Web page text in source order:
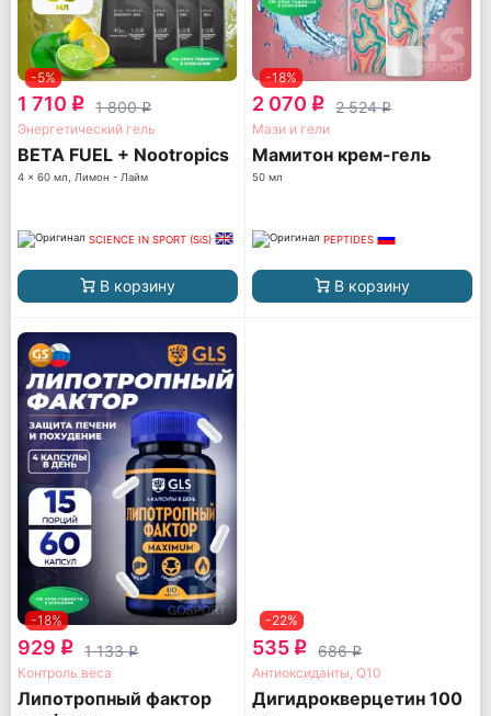
-5%
1 710 q 1 800q
Энергетический гель
BETA FUEL + Nootropics
4 x 60 мл, Лимон - Лайм
SCIENCE IN SPORT (SiS)
В корзину
-18%
2 070 q 2 524q
Мази и гели
Мамитон крем-гель
50 мл
PEPTIDES
В корзину
-18%
929 q 1 133q
Контроль веса
Липотропный фактор
-22%
535 q 686q
Антиоксиданты, Q10
Дигидрокверцетин 100